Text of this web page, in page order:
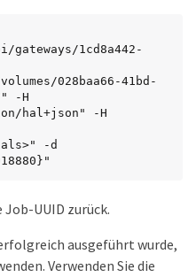
gateways/1cd8a442-
028baa66-41bd-
-H
-d
Job-UUID zurück.
ausgeführt wurde,
Verwenden Sie die